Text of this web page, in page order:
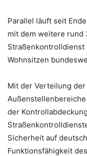
Parallel läuft seit
mit dem weitere rund
Wohnsitzen
Mit der Verteilung
der
Sicherheit auf
Funktionsfähigkeit